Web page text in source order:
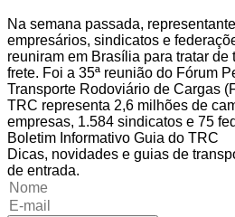
Na semana passada,
empresários, sindicatos e
reuniram em Brasília para tratar de
frete. Foi a 35ª reunião do Fórum
Transporte Rodoviário de Cargas
TRC representa 2,6 milhões de
empresas, 1.584 sindicatos e 75
Boletim Informativo Guia do TRC
Dicas, novidades e guias de
de entrada.